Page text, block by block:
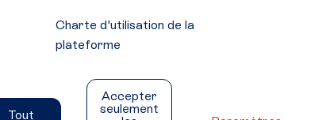
Tout
Accepter
seulement
Charte d'utilisation de la
plateforme
Conditions générales d'utilisation
Accessibilité